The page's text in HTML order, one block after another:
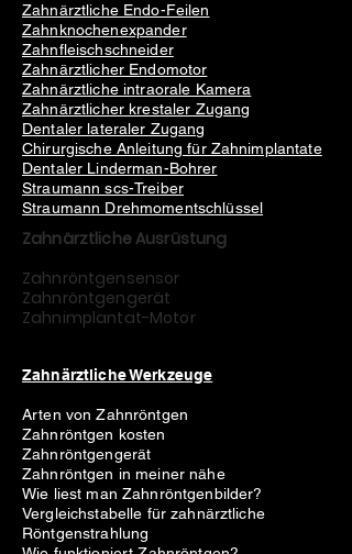
Zahnärztliche Endo-Feilen
Zahnknochenexpander
Zahnfleischschneider
Zahnärztlicher Endomotor
Zahnärztliche intraorale Kamera
Zahnärztlicher krestaler Zugang
Dentaler lateraler Zugang
Chirurgische Anleitung für Zahnimplantate
Dentaler Linderman-Bohrer
Straumann scs-Treiber
Straumann Drehmomentschlüssel
Zahnärztliche Ausrüstung
Zahnröntgensensor
Zahnröntgengerät
Zahnimplantat-Motor
Zahnärztliche Werkzeuge
Arten von Zahnröntgen
Zahnröntgen kosten
Zahnröntgengerät
Zahnröntgen in meiner nähe
Wie liest man Zahnröntgenbilder?
Vergleichstabelle für zahnärztliche
Röntgenstrahlung